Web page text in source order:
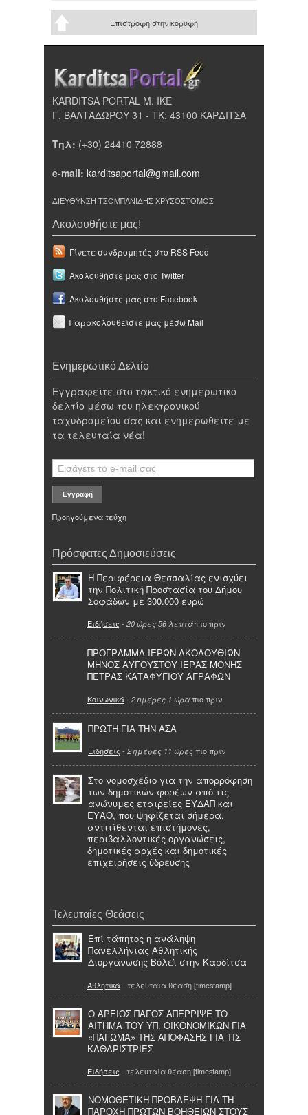
Επιστροφή στην κορυφή
KARDITSA PORTAL Μ. ΙΚΕ
Γ. ΒΑΛΤΑΔΩΡΟΥ 31 - ΤΚ: 43100 ΚΑΡΔΙΤΣΑ
Τηλ: (+30) 24410 72888
e-mail: karditsaportal@gmail.com
ΔΙΕΥΘΥΝΣΗ ΤΣΟΜΠΑΝΙΔΗΣ ΧΡΥΣΟΣΤΟΜΟΣ
Ακολουθήστε μας!
Γίνετε συνδρομητές στο RSS Feed
Ακολουθήστε μας στο Twitter
Ακολουθήστε μας στο Facebook
Παρακολουθείστε μας μέσω Mail
Ενημερωτικό Δελτίο
Εγγραφείτε στο τακτικό ενημερωτικό
δελτίο μέσω του ηλεκτρονικού
ταχυδρομείου σας και ενημερωθείτε με
τα τελευταία νέα!
Προηγούμενα τεύχη
Πρόσφατες Δημοσιεύσεις
Η Περιφέρεια Θεσσαλίας ενισχύει
την Πολιτική Προστασία του Δήμου
Σοφάδων με 300.000 ευρώ
Ειδήσεις - 20 ώρες 56 λεπτά πιο πριν
ΠΡΟΓΡΑΜΜΑ ΙΕΡΩΝ ΑΚΟΛΟΥΘΙΩΝ
ΜΗΝΟΣ ΑΥΓΟΥΣΤΟΥ ΙΕΡΑΣ ΜΟΝΗΣ
ΠΕΤΡΑΣ ΚΑΤΑΦΥΓΙΟΥ ΑΓΡΑΦΩΝ
Κοινωνικά- 2 ημέρες 1 ώρα πιο πριν
ΠΡΩΤΗ ΓΙΑ ΤΗΝ ΑΣΑ
Ειδήσεις - 2 ημέρες 11 ώρες πιο πριν
Στο νομοσχέδιο για την απορρόφηση
των δημοτικών φορέων από τις
ανώνυμες εταιρείες ΕΥΔΑΠ και
ΕΥΑΘ, που ψηφίζεται σήμερα,
αντιτίθενται επιστήμονες,
περιβαλλοντικές οργανώσεις,
δημοτικές αρχές και δημοτικές
επιχειρήσεις ύδρευσης
Τελευταίες Θεάσεις
Επί τάπητος η ανάληψη
Πανελλήνιας Αθλητικής
Διοργάνωσης Βόλεϊ στην Καρδίτσα
Αθλητικά- τελευταία θέαση [timestamp]
Ο ΆΡΕΙΟΣ ΠΑΓΟΣ ΑΠΕΡΡΙΨΕ ΤΟ
ΑΙΤΗΜΑ ΤΟΥ ΥΠ. ΟΙΚΟΝΟΜΙΚΩΝ ΓΙΑ
«ΠΑΓΩΜΑ» ΤΗΣ ΑΠΟΦΑΣΗΣ ΓΙΑ ΤΙΣ
ΚΑΘΑΡΙΣΤΡΙΕΣ
Ειδήσεις - τελευταία θέαση [timestamp]
ΝΟΜΟΘΕΤΙΚΗ ΠΡΟΒΛΕΨΗ ΓΙΑ ΤΗ
ΠΑΡΟΧΗ ΠΡΩΤΩΝ ΒΟΗΘΕΙΩΝ ΣΤΟΥΣ